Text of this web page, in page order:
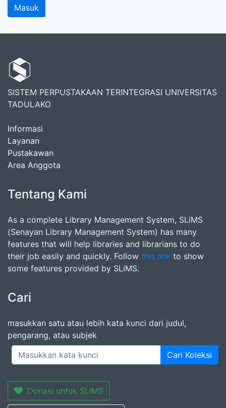
SISTEM PERPUSTAKAAN TERINTEGRASI UNIVERSITAS
TADULAKO
Informasi
Layanan
Pustakawan
Area Anggota
Tentang Kami
As a complete Library Management System, SLiMS
(Senayan Library Management System) has many
features that will help libraries and librarians to do
their job easily and quickly. Follow this link to show
some features provided by SLiMS.
Cari
masukkan satu atau lebih kata kunci dari judul,
pengarang, atau subjek
Cari Koleksi
Donasi untuk SLiMS